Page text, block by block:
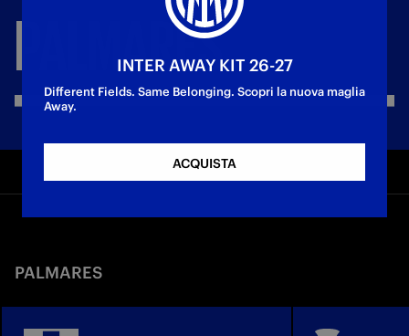
PALMARES
PALMARES
INTER AWAY KIT 26-27
Different Fields. Same Belonging. Scopri la nuova maglia
Away.
ACQUISTA